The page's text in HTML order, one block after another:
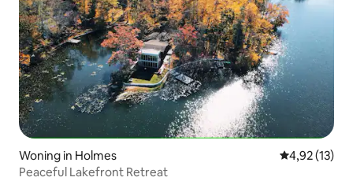
Woning in Holmes Gemiddelde
4,92 (13)
Peaceful Lakefront Retreat